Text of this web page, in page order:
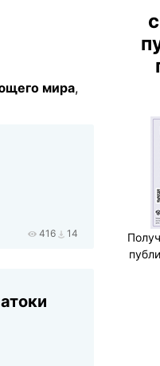
мира,
416 14